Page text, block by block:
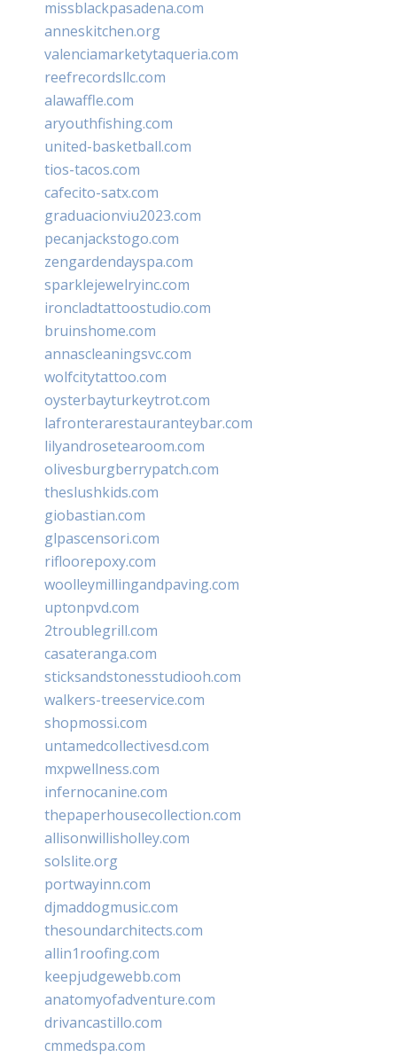
missblackpasadena.com
anneskitchen.org
valenciamarketytaqueria.com
reefrecordsllc.com
alawaffle.com
aryouthfishing.com
united-basketball.com
tios-tacos.com
cafecito-satx.com
graduacionviu2023.com
pecanjackstogo.com
zengardendayspa.com
sparklejewelryinc.com
ironcladtattoostudio.com
bruinshome.com
annascleaningsvc.com
wolfcitytattoo.com
oysterbayturkeytrot.com
lafronterarestauranteybar.com
lilyandrosetearoom.com
olivesburgberrypatch.com
theslushkids.com
giobastian.com
glpascensori.com
rifloorepoxy.com
woolleymillingandpaving.com
uptonpvd.com
2troublegrill.com
casateranga.com
sticksandstonesstudiooh.com
walkers-treeservice.com
shopmossi.com
untamedcollectivesd.com
mxpwellness.com
infernocanine.com
thepaperhousecollection.com
allisonwillisholley.com
solslite.org
portwayinn.com
djmaddogmusic.com
thesoundarchitects.com
allin1roofing.com
keepjudgewebb.com
anatomyofadventure.com
drivancastillo.com
cmmedspa.com